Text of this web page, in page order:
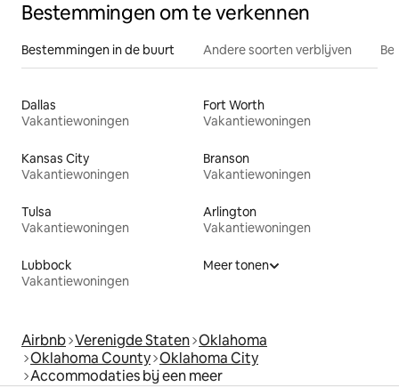
Bestemmingen om te verkennen
Bestemmingen in de buurt Andere soorten verblijven
Dallas
Vakantiewoningen
Fort Worth
Vakantiewoningen
Kansas City
Vakantiewoningen
Branson
Vakantiewoningen
Tulsa
Vakantiewoningen
Arlington
Vakantiewoningen
Lubbock
Vakantiewoningen
Meer tonen
Airbnb Verenigde Staten Oklahoma
Oklahoma County Oklahoma City
Accommodaties bij een meer